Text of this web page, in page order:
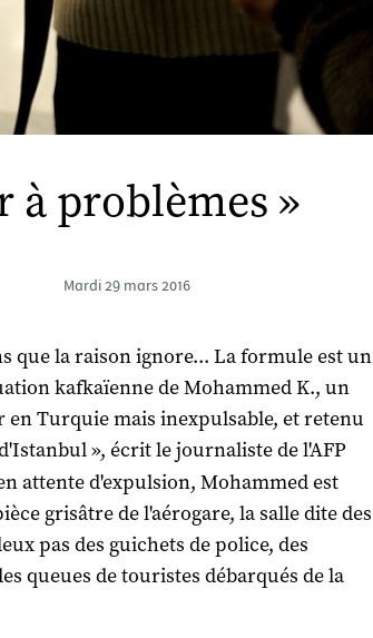
à problèmes »
Mardi29 mars 2016
que la raison ignore... La formule est un
kafkaïenne de Mohammed K., un
Turquie mais inexpulsable, et retenu
», écrit le journaliste de l'AFP
attente d'expulsion, Mohammed est
grisâtre de l'aérogare, la salle dite des
pas des guichets de police, des
queues de touristes débarqués de la